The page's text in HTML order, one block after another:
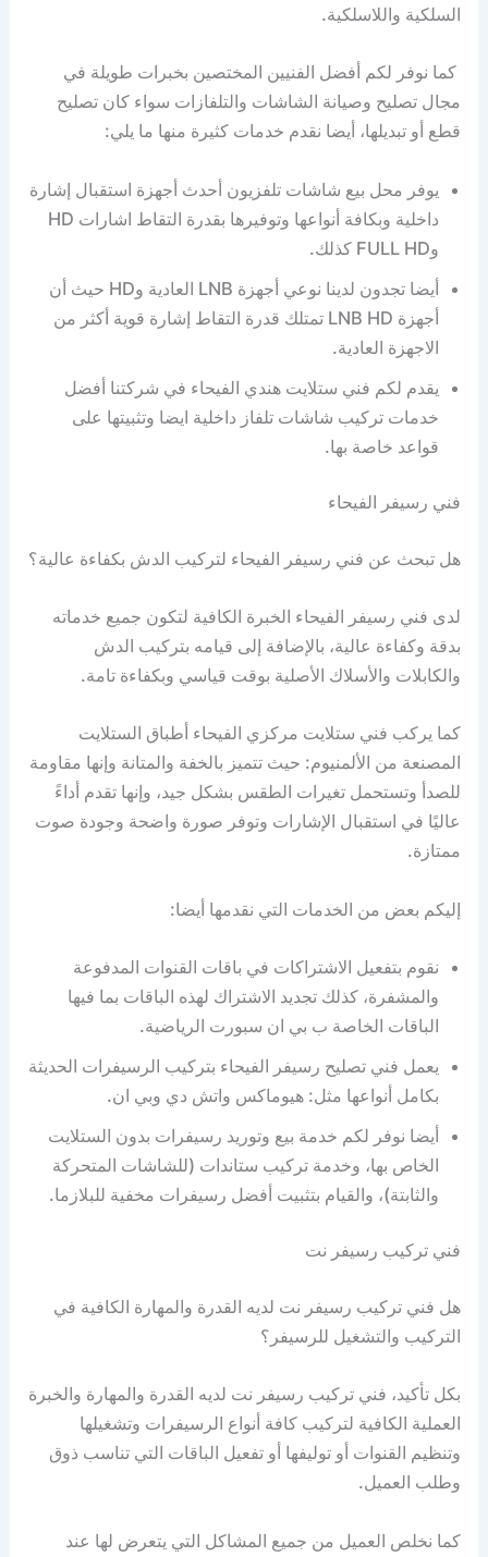
السلكية واللاسلكية.
كما نوفر لكم أفضل الفنيين المختصين بخبرات طويلة في
مجال تصليح وصيانة الشاشات والتلفازات سواء كان تصليح
قطع أو تبديلها، أيضا نقدم خدمات كثيرة منها ما يلي:
يوفر محل بيع شاشات تلفزيون أحدث أجهزة استقبال إشارة
داخلية وبكافة أنواعها وتوفيرها بقدرة التقاط اشارات HD
وFULL HD كذلك.
أيضا تجدون لدينا نوعي أجهزة LNB العادية وHD حيث أن
أجهزة LNB HD تمتلك قدرة التقاط إشارة قوية أكثر من
الاجهزة العادية.
يقدم لكم فني ستلايت هندي الفيحاء في شركتنا أفضل
خدمات تركيب شاشات تلفاز داخلية ايضا وتثبيتها على
قواعد خاصة بها.
فني رسيفر الفيحاء
هل تبحث عن فني رسيفر الفيحاء لتركيب الدش بكفاءة عالية؟
لدى فني رسيفر الفيحاء الخبرة الكافية لتكون جميع خدماته
بدقة وكفاءة عالية، بالإضافة إلى قيامه بتركيب الدش
والكابلات والأسلاك الأصلية بوقت قياسي وبكفاءة تامة.
كما يركب فني ستلايت مركزي الفيحاء أطباق الستلايت
المصنعة من الألمنيوم: حيث تتميز بالخفة والمتانة وإنها مقاومة
للصدأ وتستحمل تغيرات الطقس بشكل جيد، وإنها تقدم أداءً
عاليًا في استقبال الإشارات وتوفر صورة واضحة وجودة صوت
ممتازة.
إليكم بعض من الخدمات التي نقدمها أيضا:
نقوم بتفعيل الاشتراكات في باقات القنوات المدفوعة
والمشفرة، كذلك تجديد الاشتراك لهذه الباقات بما فيها
الباقات الخاصة ب بي ان سبورت الرياضية.
يعمل فني تصليح رسيفر الفيحاء بتركيب الرسيفرات الحديثة
بكامل أنواعها مثل: هيوماكس واتش دي وبي ان.
أيضا نوفر لكم خدمة بيع وتوريد رسيفرات بدون الستلايت
الخاص بها، وخدمة تركيب ستاندات (للشاشات المتحركة
والثابتة)، والقيام بتثبيت أفضل رسيفرات مخفية للبلازما.
فني تركيب رسيفر نت
هل فني تركيب رسيفر نت لديه القدرة والمهارة الكافية في
التركيب والتشغيل للرسيفر؟
بكل تأكيد، فني تركيب رسيفر نت لديه القدرة والمهارة والخبرة
العملية الكافية لتركيب كافة أنواع الرسيفرات وتشغيلها
وتنظيم القنوات أو توليفها أو تفعيل الباقات التي تناسب ذوق
وطلب العميل.
كما نخلص العميل من جميع المشاكل التي يتعرض لها عند